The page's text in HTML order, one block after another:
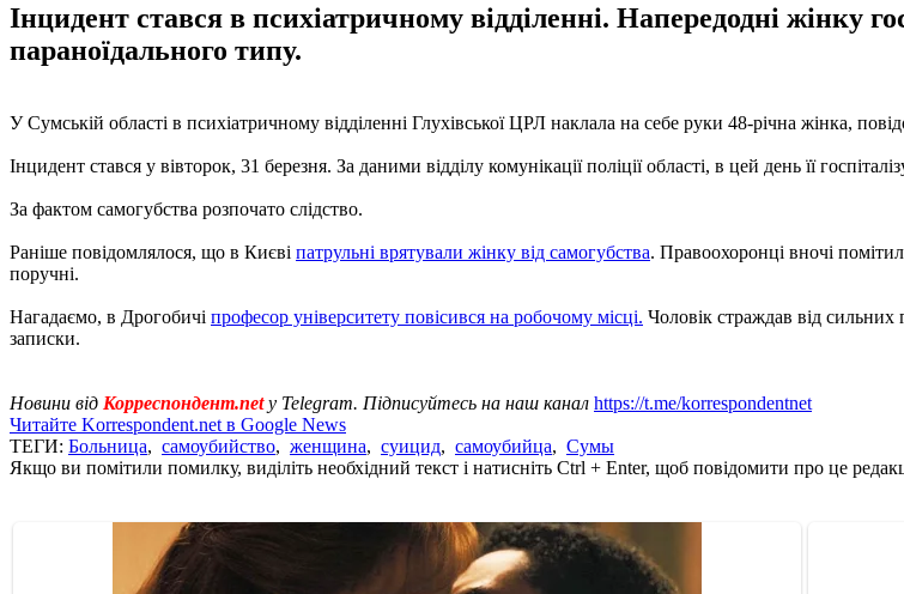
Інцидент стався в психіатричному відділенні. Напередодні жінку
параноїдального типу.
У Сумській області в психіатричному відділенні Глухівської ЦРЛ наклала на себе руки 48-річна жінка,
Інцидент стався у вівторок, 31 березня. За даними відділу комунікації поліції області, в цей день її
За фактом самогубства розпочато слідство.
Раніше повідомлялося, що в Києві патрульні врятували жінку від самогубства. Правоохоронці вночі
поручні.
Нагадаємо, в Дрогобичі професор університету повісився на робочому місці. Чоловік страждав від сильних
записки.
Новини від Корреспондент.net у Telegram. Підписуйтесь на наш канал https://t.me/korrespondentnet
Читайте Korrespondent.net в Google News
ТЕГИ: Больница, самоубийство, женщина, суицид, самоубийца, Сумы
Якщо ви помітили помилку, виділіть необхідний текст і натисніть Ctrl + Enter, щоб повідомити про це